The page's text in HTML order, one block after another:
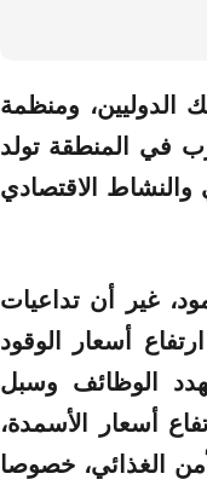
الدوليين، ومنظمة
في المنطقة تولد
والنشاط الاقتصادي
غير أن تداعيات
أسعار الوقود
الوظائف وسبل
أسعار الأسمدة،
الغذائي، خصوصا